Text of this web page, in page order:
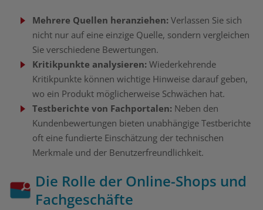
Mehrere Quellen heranziehen: Verlassen Sie sich
nicht nur auf eine einzige Quelle, sondern vergleichen
Sie verschiedene Bewertungen.
Kritikpunkte analysieren: Wiederkehrende
Kritikpunkte können wichtige Hinweise darauf geben,
wo ein Produkt möglicherweise Schwächen hat.
Testberichte von Fachportalen: Neben den
Kundenbewertungen bieten unabhängige Testberichte
oft eine fundierte Einschätzung der technischen
Merkmale und der Benutzerfreundlichkeit.
Die Rolle der Online-Shops und
Fachgeschäfte